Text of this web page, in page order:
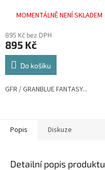
MOMENTÁLNĚ NENÍ SKLADEM
895 Kč bez DPH
895 Kč
Do košíku
GFR / GRANBLUE FANTASY...
Popis Diskuze
Detailní popis produktu